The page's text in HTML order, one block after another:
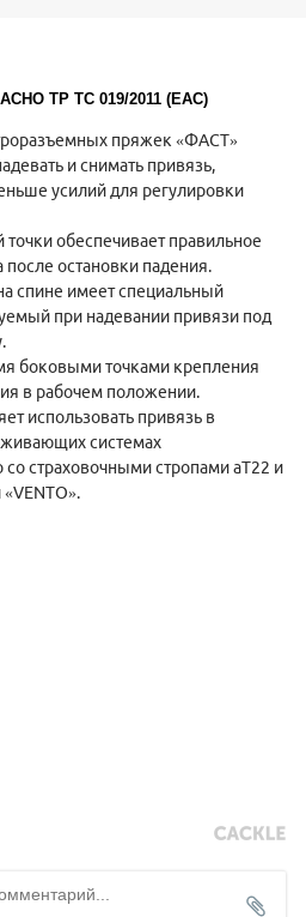
ТР ТС 019/2011 (ЕАС)
пряжек «ФАСТ»
и снимать привязь,
усилий для регулировки
точки обеспечивает правильное
остановки падения.
спине имеет специальный
при надевании привязи под
боковыми точками крепления
в рабочем положении.
использовать привязь в
системах
страховочными стропами аТ22 и